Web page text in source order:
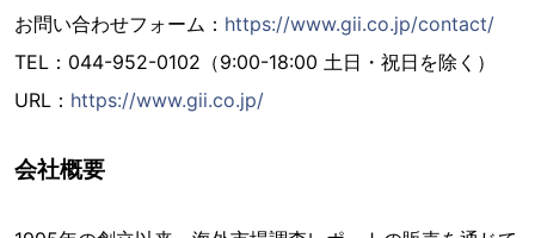
お問い合わせフォーム： https://www.gii.co.jp/contact/
TEL：044-952-0102（9:00-18:00 土日・祝日を除く）
URL： https://www.gii.co.jp/
会社概要